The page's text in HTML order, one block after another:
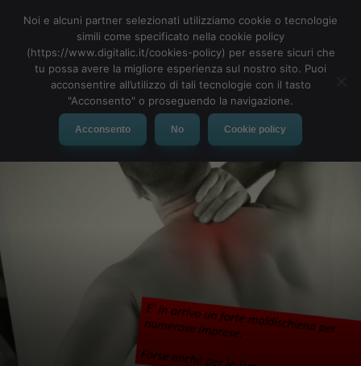
MENU
Noi e alcuni partner selezionati utilizziamo cookie o tecnologie
simili come specificato nella cookie policy
(https://www.digitalic.it/cookies-policy) per essere sicuri che
tu possa avere la migliore esperienza sul nostro sito. Puoi
acconsentire all’utilizzo di tali tecnologie con il tasto
"Acconsento" o proseguendo la navigazione.
Acconsento No Cookie policy